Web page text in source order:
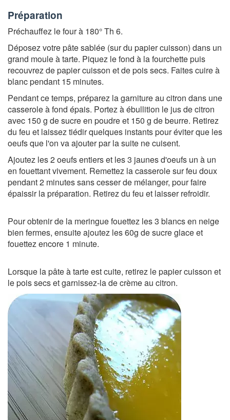
Préparation
Préchauffez le four à 180° Th 6.
Déposez votre pâte sablée (sur du papier cuisson) dans un
grand moule à tarte. Piquez le fond à la fourchette puis
recouvrez de papier cuisson et de pois secs. Faites cuire à
blanc pendant 15 minutes.
Pendant ce temps, préparez la garniture au citron dans une
casserole à fond épais. Portez à ébullition le jus de citron
avec 150 g de sucre en poudre et 150 g de beurre. Retirez
du feu et laissez tiédir quelques instants pour éviter que les
oeufs que l'on va ajouter par la suite ne cuisent.
Ajoutez les 2 oeufs entiers et les 3 jaunes d'oeufs un à un
en fouettant vivement. Remettez la casserole sur feu doux
pendant 2 minutes sans cesser de mélanger, pour faire
épaissir la préparation. Retirez du feu et laisser refroidir.
Pour obtenir de la meringue fouettez les 3 blancs en neige
bien fermes, ensuite ajoutez les 60g de sucre glace et
fouettez encore 1 minute.
Lorsque la pâte à tarte est cuite, retirez le papier cuisson et
le pois secs et garnissez-la de crème au citron.